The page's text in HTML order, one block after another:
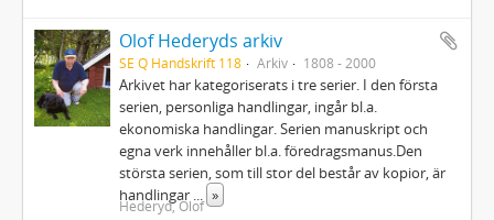
Olof Hederyds arkiv
SE Q Handskrift 118 Arkiv 1808 - 2000
Arkivet har kategoriserats i tre serier. I den första
serien, personliga handlingar, ingår bl.a.
ekonomiska handlingar. Serien manuskript och
egna verk innehåller bl.a. föredragsmanus.Den
största serien, som till stor del består av kopior, är
handlingar ... »
Hederyd, Olof